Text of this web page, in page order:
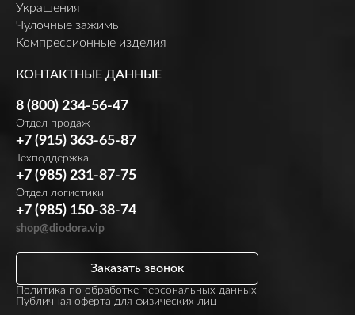
Украшения
Чулочные зажимы
Компрессионные изделия
КОНТАКТНЫЕ ДАННЫЕ
8 (800) 234-56-47
Отдел продаж
+7 (915) 363-65-87
Техподдержка
+7 (985) 231-87-75
Отдел логистики
+7 (985) 150-38-74
shop@diodora.vip
Политика по обработке персональных данных
Публичная оферта для физических лиц
Заказать звонок